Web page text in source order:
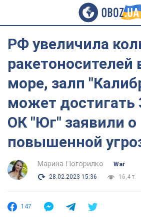
РФ увеличила
ракетоносителей
море, залп
может достигать
ОК "Юг" заявили о
повышенной
Марина Погорилко
War
28.02.2023 15:36
16,4 т.
147